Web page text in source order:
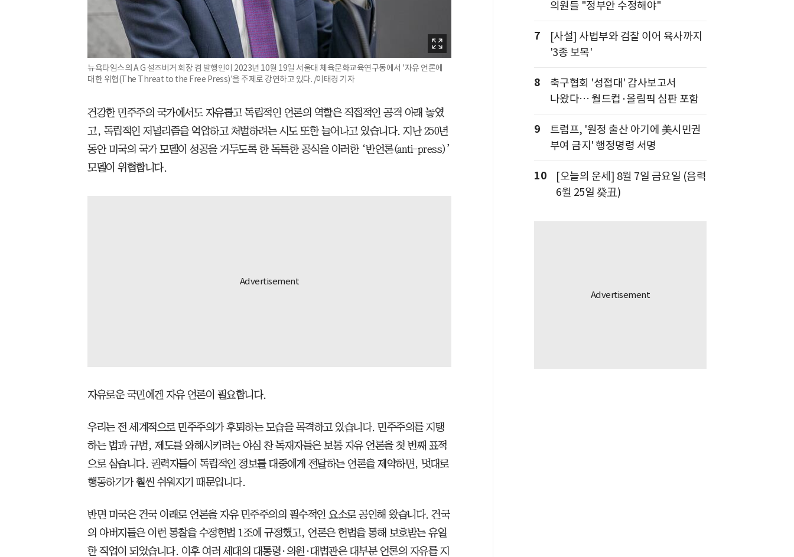
뉴욕타임스의 A G 설즈버거 회장 겸 발행인이 2023년 10월 19일 서울대 체육문화교육연구동에서 '자유 언론에
대한 위협(The Threat to the Free Press)'을 주제로 강연하고 있다. /이태경 기자
건강한 민주주의 국가에서도 자유롭고 독립적인 언론의 역할은 직접적인 공격 아래 놓였
고, 독립적인 저널리즘을 억압하고 처벌하려는 시도 또한 늘어나고 있습니다. 지난 250년
동안 미국의 국가 모델이 성공을 거두도록 한 독특한 공식을 이러한 ‘반언론(anti-press)’
모델이 위협합니다.
자유로운 국민에겐 자유 언론이 필요합니다.
우리는 전 세계적으로 민주주의가 후퇴하는 모습을 목격하고 있습니다. 민주주의를 지탱
하는 법과 규범, 제도를 와해시키려는 야심 찬 독재자들은 보통 자유 언론을 첫 번째 표적
으로 삼습니다. 권력자들이 독립적인 정보를 대중에게 전달하는 언론을 제약하면, 멋대로
행동하기가 훨씬 쉬워지기 때문입니다.
반면 미국은 건국 이래로 언론을 자유 민주주의의 필수적인 요소로 공인해 왔습니다. 건국
의 아버지들은 이런 통찰을 수정헌법 1조에 규정했고, 언론은 헌법을 통해 보호받는 유일
한 직업이 되었습니다. 이후 여러 세대의 대통령·의원·대법관은 대부분 언론의 자유를 지
의원들 "정부안 수정해야"
7
[사설] 사법부와 검찰 이어 육사까지
'3종 보복'
8
축구협회 '성접대' 감사보고서
나왔다… 월드컵·올림픽 심판 포함
9
트럼프, '원정 출산 아기에 美시민권
부여 금지' 행정명령 서명
10
[오늘의 운세] 8월 7일 금요일 (음력
6월 25일 癸丑)